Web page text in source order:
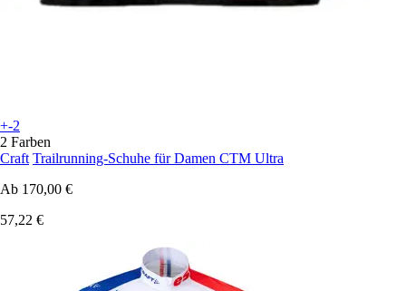
+-2
2 Farben
Craft Trailrunning-Schuhe für Damen CTM Ultra
Ab 170,00 €
57,22 €